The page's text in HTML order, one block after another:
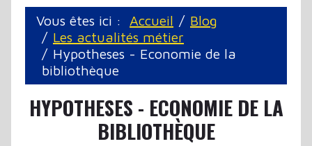
Vous êtes ici : Accueil
Blog
Les actualités métier
Hypotheses - Economie de la
bibliothèque
HYPOTHESES - ECONOMIE DE LA
BIBLIOTHÈQUE